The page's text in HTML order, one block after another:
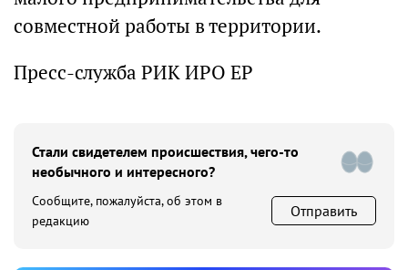
совместной работы в территории.
Пресс-служба РИК ИРО ЕР
Стали свидетелем происшествия, чего-то
необычного и интересного?
Сообщите, пожалуйста, об этом в
редакцию
Отправить